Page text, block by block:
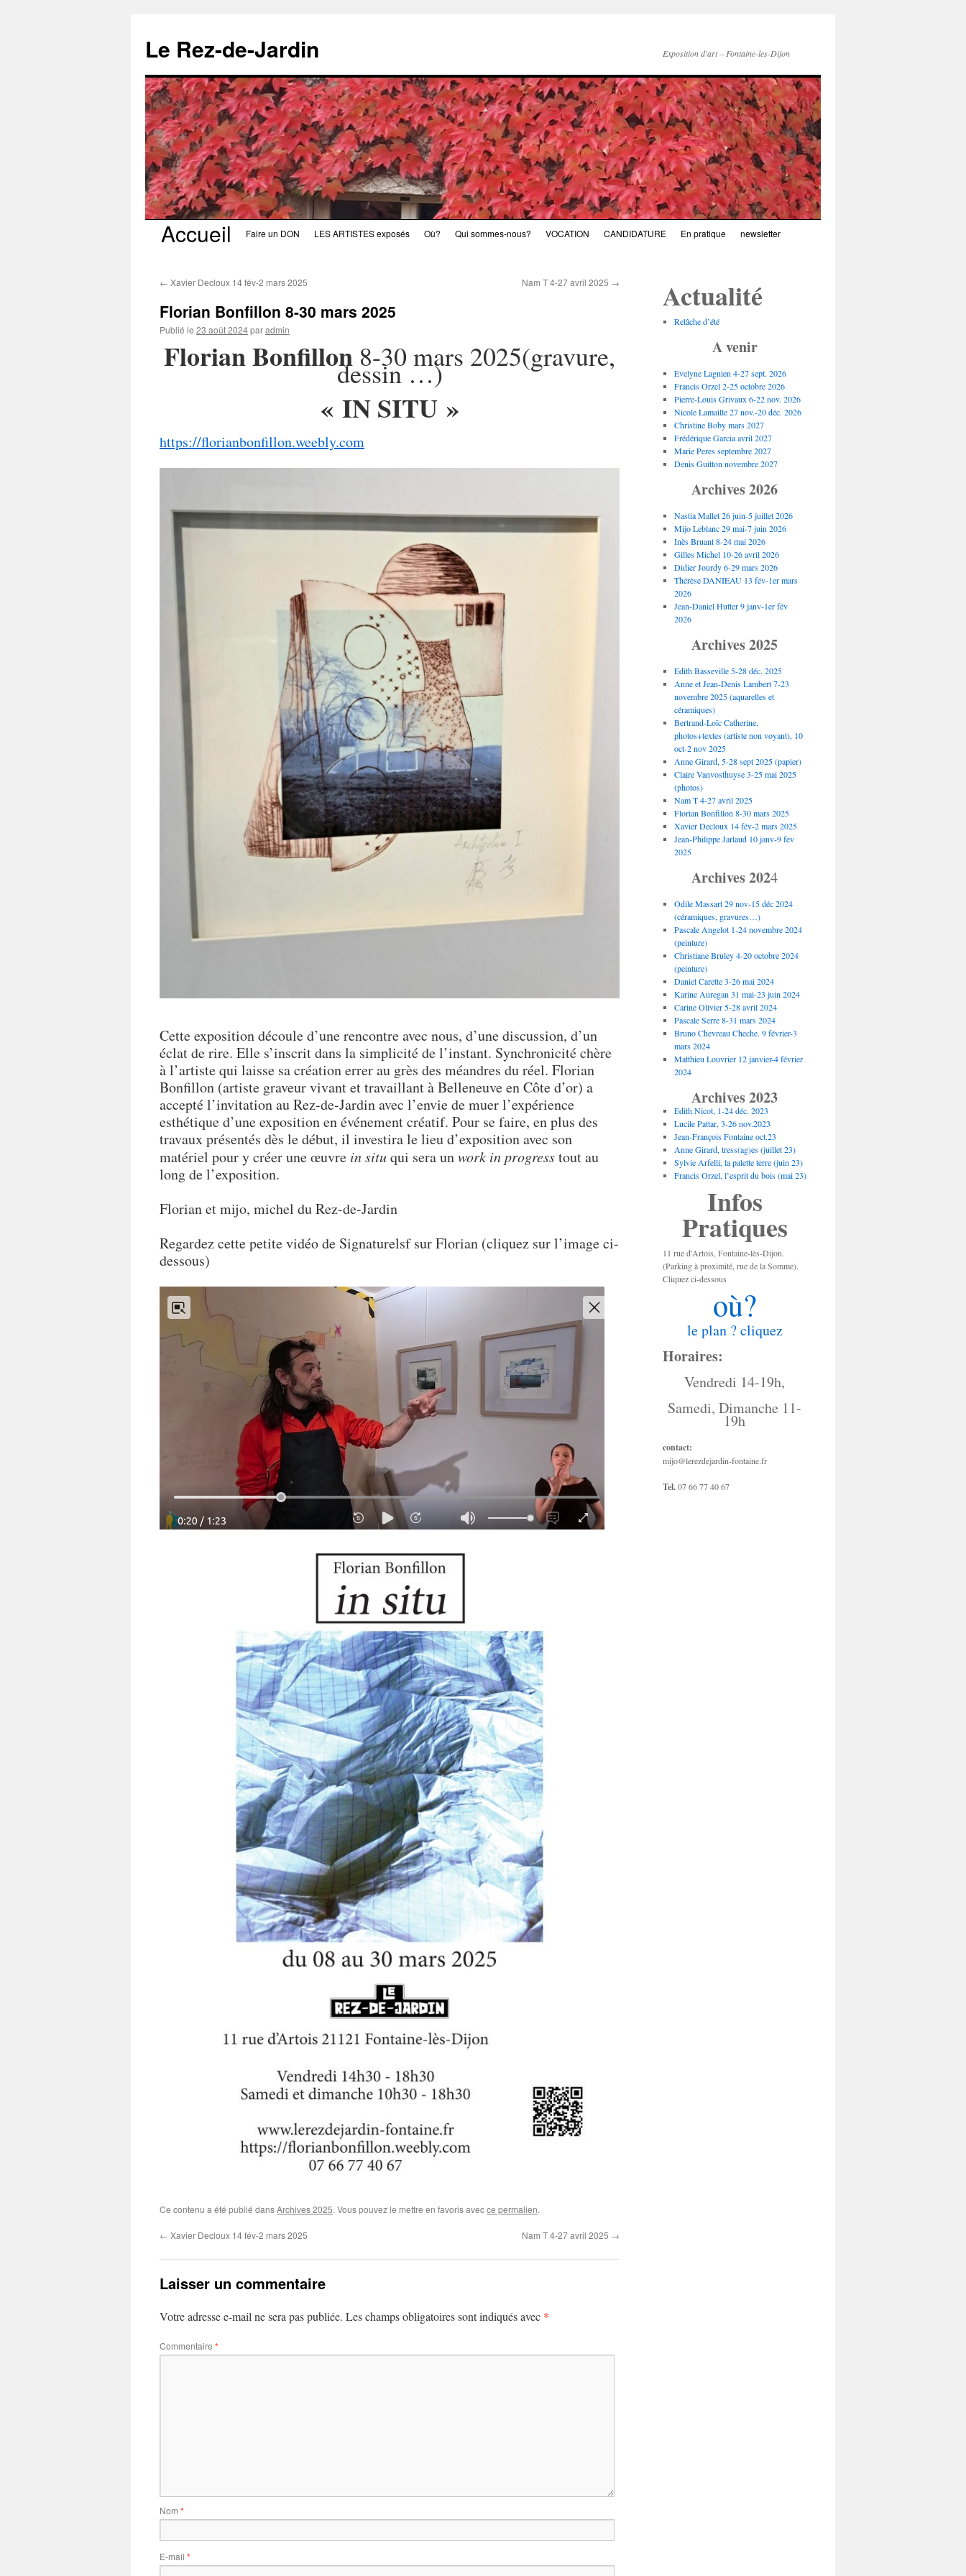
Le Rez-de-Jardin Exposition d'art – Fontaine-les-Dijon
Aller
contenu
Accueil Faire un DON LES ARTISTES exposés Où? Qui sommes-nous? VOCATION CANDIDATURE En pratique newsletter
← Xavier Decloux 14 fév-2 mars 2025 Nam T 4-27 avril 2025 →
Florian Bonfillon 8-30 mars 2025
Publié le 23 août 2024paradmin
Florian Bonfillon 8-30 mars 2025(gravure,
dessin …)
« IN SITU »
https://florianbonfillon.weebly.com
Cette exposition découle d’une rencontre avec nous, d’une discussion, d’un
éclat de rire. Elle s’inscrit dans la simplicité de l’instant. Synchronicité chère
à l’artiste qui laisse sa création errer au grès des méandres du réel. Florian
Bonfillon (artiste graveur vivant et travaillant à Belleneuve en Côte d’or) a
accepté l’invitation au Rez-de-Jardin avec l’envie de muer l’expérience
esthétique d’une exposition en événement créatif. Pour se faire, en plus des
travaux présentés dès le début, il investira le lieu d’exposition avec son
matériel pour y créer une œuvre in situqui sera unwork in progresstout au
long de l’exposition.
Florian et mijo, michel du Rez-de-Jardin
Regardez cette petite vidéo de Signaturelsf sur Florian (cliquez sur l’image ci-
dessous)
Ce contenu a été publié dansArchives 2025. Vous pouvez le mettre en favoris avecce permalien.
← Xavier Decloux 14 fév-2 mars 2025 Nam T 4-27 avril 2025 →
Laisser un commentaire
Votre adresse e-mail ne sera pas publiée. Les champs obligatoires sont indiqués avec *
Commentaire *
Nom *
E-mail *
Actualité
Relâche d’été
A venir
Evelyne Lagnien 4-27 sept. 2026
Francis Orzel 2-25 octobre 2026
Pierre-Louis Grivaux 6-22 nov. 2026
Nicole Lamaille 27 nov.-20 déc. 2026
Christine Boby mars 2027
Frédérique Garcia avril 2027
Marie Peres septembre 2027
Denis Guitton novembre 2027
Archives2026
Nastia Mallet 26 juin-5 juillet 2026
Mijo Leblanc 29 mai-7 juin 2026
Inès Bruant 8-24 mai 2026
Gilles Michel 10-26 avril 2026
Didier Jourdy 6-29 mars 2026
Thérèse DANIEAU 13 fév-1er mars
2026
Jean-Daniel Hutter 9 janv-1er fév
2026
Archives 2025
Edith Basseville 5-28 déc. 2025
Anne et Jean-Denis Lambert 7-23
novembre 2025 (aquarelles et
céramiques)
Bertrand-Loïc Catherine,
photos+textes (artiste non voyant), 10
oct-2 nov 2025
Anne Girard, 5-28 sept 2025 (papier)
Claire Vanvosthuyse 3-25 mai 2025
(photos)
Nam T 4-27 avril 2025
Florian Bonfillon 8-30 mars 2025
Xavier Decloux 14 fév-2 mars 2025
Jean-Philippe Jarlaud 10 janv-9 fev
2025
Archives 2024
Odile Massart 29 nov-15 déc 2024
(céramiques, gravures…)
Pascale Angelot 1-24 novembre 2024
(peinture)
Christiane Bruley 4-20 octobre 2024
(peinture)
Daniel Carette 3-26 mai 2024
Karine Auregan 31 mai-23 juin 2024
Carine Olivier 5-28 avril 2024
Pascale Serre 8-31 mars 2024
Bruno Chevreau Cheche. 9 février-3
mars 2024
Matthieu Louvrier 12 janvier-4 février
2024
Archives 2023
Edith Nicot, 1-24 déc. 2023
Lucile Pattar, 3-26 nov.2023
Jean-François Fontaine oct.23
Anne Girard, tress(ag)es (juillet 23)
Sylvie Arfelli, la palette terre (juin 23)
Francis Orzel, l’esprit du bois (mai 23)
Infos
Pratiques
11 rue d'Artois, Fontaine-lès-Dijon.
(Parking à proximité, rue de la Somme).
Cliquez ci-dessous
où?
le plan ? cliquez
Horaires:
Vendredi 14-19h,
Samedi, Dimanche 11-
19h
contact:
mijo@lerezdejardin-fontaine.fr
Tel.07 66 77 40 67